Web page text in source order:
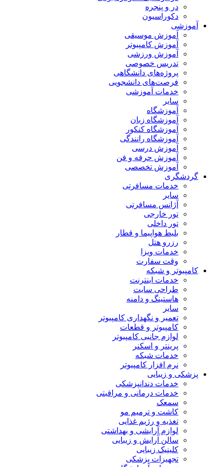
در و پنجره
دکوراسیون
آموزشی
آموزش موسیقی
آموزش کامپیوتر
آموزش ورزشی
تدریس خصوصی
پروژه‌های دانشگاهی
فرصت‌های دانشجویی
خدمات آموزشی
سایر
آموزشگاه
آموزشگاه زبان
آموزشگاه کنکور
آموزشگاه رانندگی
آموزش درسی
آموزش حرفه و فن
آموزش تخصصی
گردشگری
خدمات مسافرتی
سایر
آژانس مسافرتی
تور خارجی
تور داخلی
بلیط هواپیما و قطار
رزرو هتل
خدمات ویزا
وقت سفارت
کامپیوتر و شبکه
خدمات اینترنت
طراحی سایت
هاستینگ و دامنه
سایر
تعمیر و نگهداری کامپیوتر
کامپیوتر و قطعات
لوازم جانبی کامپیوتر
پرینتر و اسکنر
خدمات شبکه
نرم افزار کامپیوتر
پزشکی و زیبایی
خدمات دندانپزشکی
خدمات درمانی و مراقبتی
سمعک
کاشت و ترمیم مو
تغذیه و رژیم غذایی
لوازم آرایشی و بهداشتی
سالن آرایش و زیبایی
کلینیک زیبایی
تجهیزات پزشکی